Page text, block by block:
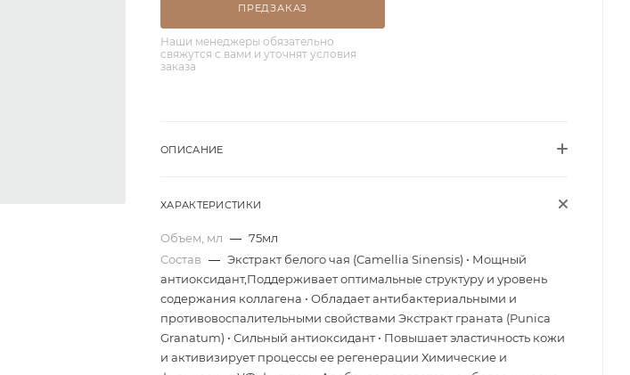
ПРЕДЗАКАЗ
Наши менеджеры обязательно
свяжутся с вами и уточнят условия
заказа
ОПИСАНИЕ
ХАРАКТЕРИСТИКИ
Объем, мл — 75мл
Состав — Экстракт белого чая (Camellia Sinensis) • Мощный
антиоксидант,Поддерживает оптимальные структуру и уровень
содержания коллагена • Обладает антибактериальными и
противовоспалительными свойствами Экстракт граната (Punica
Granatum) • Сильный антиоксидант • Повышает эластичность кожи
и активизирует процессы ее регенерации Химические и